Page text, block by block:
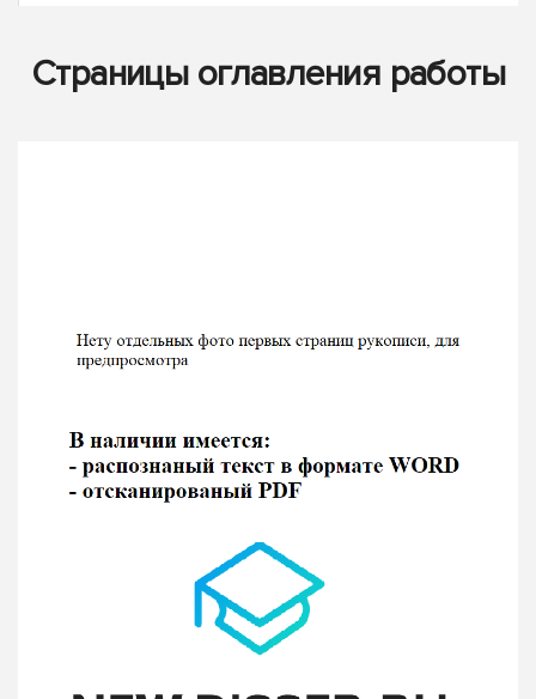
Страницы оглавления работы